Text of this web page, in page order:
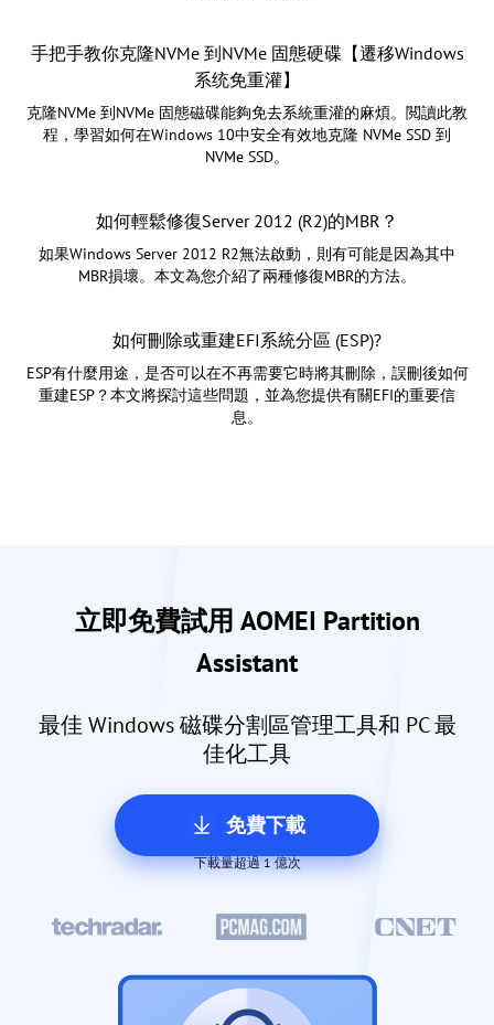
手把手教你克隆NVMe 到NVMe 固態硬碟【遷移Windows
系统免重灌】
克隆NVMe 到NVMe 固態磁碟能夠免去系統重灌的麻煩。閲讀此教
程，學習如何在Windows 10中安全有效地克隆 NVMe SSD 到
NVMe SSD。
如何輕鬆修復Server 2012 (R2)的MBR？
如果Windows Server 2012 R2無法啟動，則有可能是因為其中
MBR損壞。本文為您介紹了兩種修復MBR的方法。
如何刪除或重建EFI系統分區 (ESP)?
ESP有什麼用途，是否可以在不再需要它時將其刪除，誤刪後如何
重建ESP？本文將探討這些問題，並為您提供有關EFI的重要信
息。
立即免費試用 AOMEI Partition
Assistant
最佳 Windows 磁碟分割區管理工具和 PC 最
佳化工具
免費下載
下載量超過 1 億次